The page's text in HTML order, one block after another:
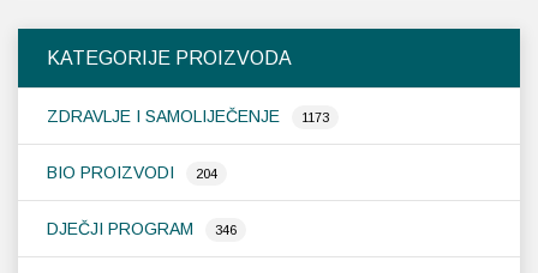
KATEGORIJE PROIZVODA
ZDRAVLJE I SAMOLIJEČENJE 1173
BIO PROIZVODI 204
DJEČJI PROGRAM 346